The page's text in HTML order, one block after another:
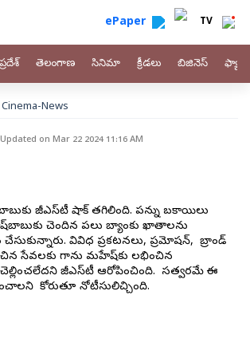
ePaper TV
తెలంగాణ సినిమా క్రీడలు బిజినెస్
Cinema-News
on Mar 22 2024 11:16 AM
జీఎస్‌టీ షాక్‌ తగిలింది. పన్ను బకాయిలు
చెందిన పలు బ్యాంకు ఖాతాలను
వివిధ ప్రకటనలు, ప్రమోషన్‌, బ్రాండ్‌
సేవలకు గాను మహేష్‌కు లభించిన
జీఎస్‌టీ ఆరోపించింది. సత్వరమే ఈ
కోరుతూ నోటీసులిచ్చింది.